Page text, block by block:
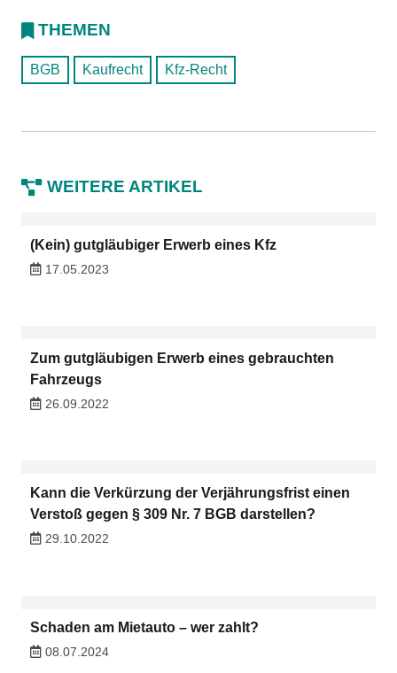
THEMEN
BGB Kaufrecht Kfz-Recht
WEITERE ARTIKEL
(Kein) gutgläubiger Erwerb eines Kfz
17.05.2023
Zum gutgläubigen Erwerb eines gebrauchten
Fahrzeugs
26.09.2022
Kann die Verkürzung der Verjährungsfrist einen
Verstoß gegen § 309 Nr. 7 BGB darstellen?
29.10.2022
Schaden am Mietauto – wer zahlt?
08.07.2024